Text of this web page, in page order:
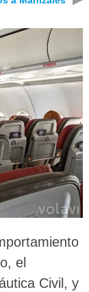
el
Civil, y